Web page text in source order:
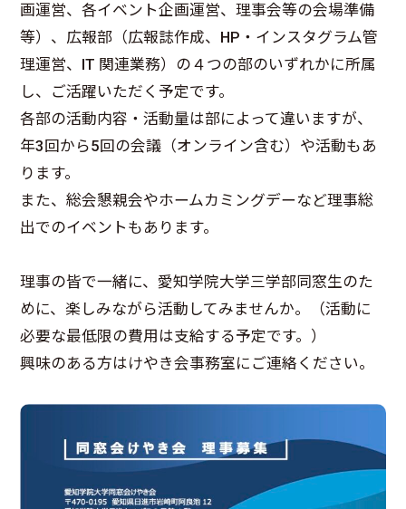
画運営、各イベント企画運営、理事会等の会場準備
等）、広報部（広報誌作成、HP・インスタグラム管
理運営、IT 関連業務）の４つの部のいずれかに所属
し、ご活躍いただく予定です。
各部の活動内容・活動量は部によって違いますが、
年3回から5回の会議（オンライン含む）や活動もあ
ります。
また、総会懇親会やホームカミングデーなど理事総
出でのイベントもあります。
理事の皆で一緒に、愛知学院大学三学部同窓生のた
めに、楽しみながら活動してみませんか。（活動に
必要な最低限の費用は支給する予定です。）
興味のある方はけやき会事務室にご連絡ください。